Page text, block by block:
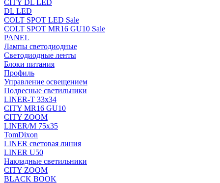
CITY DL LED
DL LED
COLT SPOT LED Sale
COLT SPOT MR16 GU10 Sale
PANEL
Лампы светодиодные
Светодиодные ленты
Блоки питания
Профиль
Управление освещением
Подвесные светильники
LINER-T 33x34
CITY MR16 GU10
CITY ZOOM
LINER/M 75х35
TomDixon
LINER световая линия
LINER U50
Накладные светильники
CITY ZOOM
BLACK BOOK